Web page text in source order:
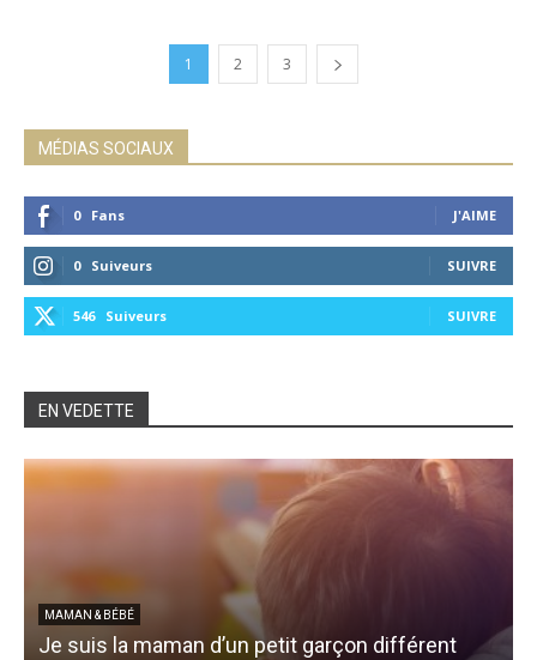
1 2 3
MÉDIAS SOCIAUX
0 Fans J'AIME
0 Suiveurs SUIVRE
546 Suiveurs SUIVRE
EN VEDETTE
MAMAN & BÉBÉ
Je suis la maman d’un petit garçon différent